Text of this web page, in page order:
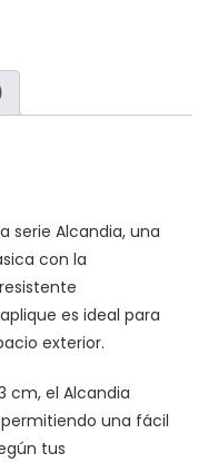
serie Alcandia, una
con la
es ideal para
exterior.
cm, el Alcandia
una fácil
tus